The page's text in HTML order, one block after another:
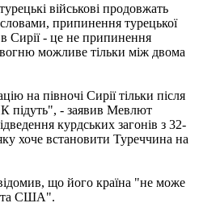
військові продовжать
припинення турецької
в Сирії - це не припинення
можливе тільки між двома
на півночі Сирії тільки після
підуть", - заявив Мевлют
курдських загонів з 32-
хоче встановити Туреччина на
що його країна "не може
США".